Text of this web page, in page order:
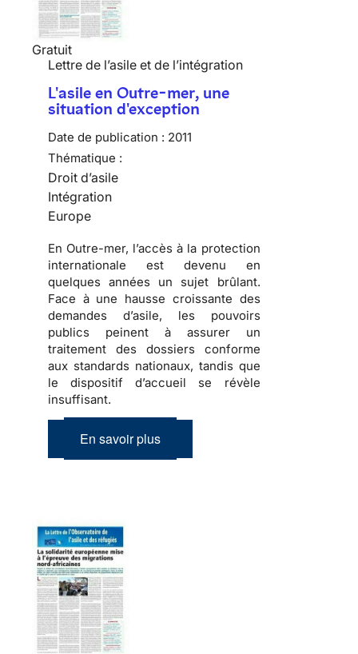
Gratuit
Lettre de l’asile et de l’intégration
L'asile en Outre-mer, une
situation d'exception
Date de publication : 2011
Thématique :
Droit d’asile
Intégration
Europe
En Outre-mer, l’accès à la protection
internationale est devenu en
quelques années un sujet brûlant.
Face à une hausse croissante des
demandes d’asile, les pouvoirs
publics peinent à assurer un
traitement des dossiers conforme
aux standards nationaux, tandis que
le dispositif d’accueil se révèle
insuffisant.
En savoir plus